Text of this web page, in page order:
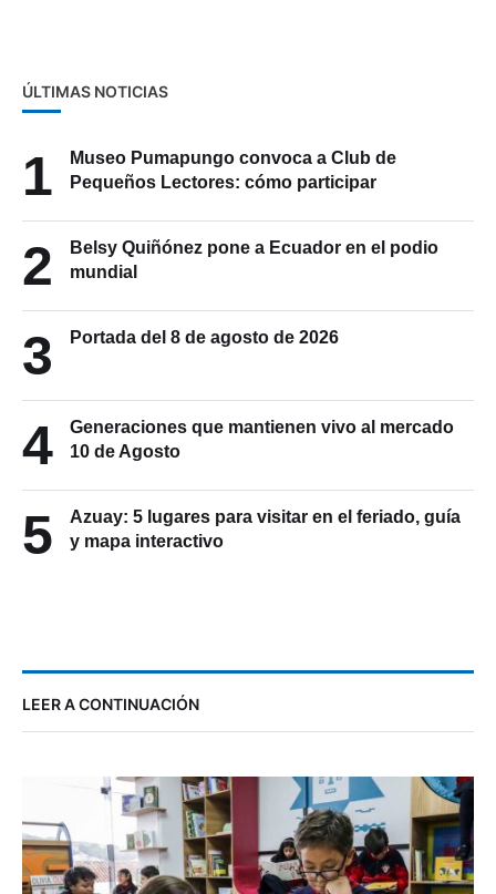
ÚLTIMAS NOTICIAS
1
Museo Pumapungo convoca a Club de
Pequeños Lectores: cómo participar
2
Belsy Quiñónez pone a Ecuador en el podio
mundial
3 Portada del 8 de agosto de 2026
4
Generaciones que mantienen vivo al mercado
10 de Agosto
5
Azuay: 5 lugares para visitar en el feriado, guía
y mapa interactivo
LEER A CONTINUACIÓN